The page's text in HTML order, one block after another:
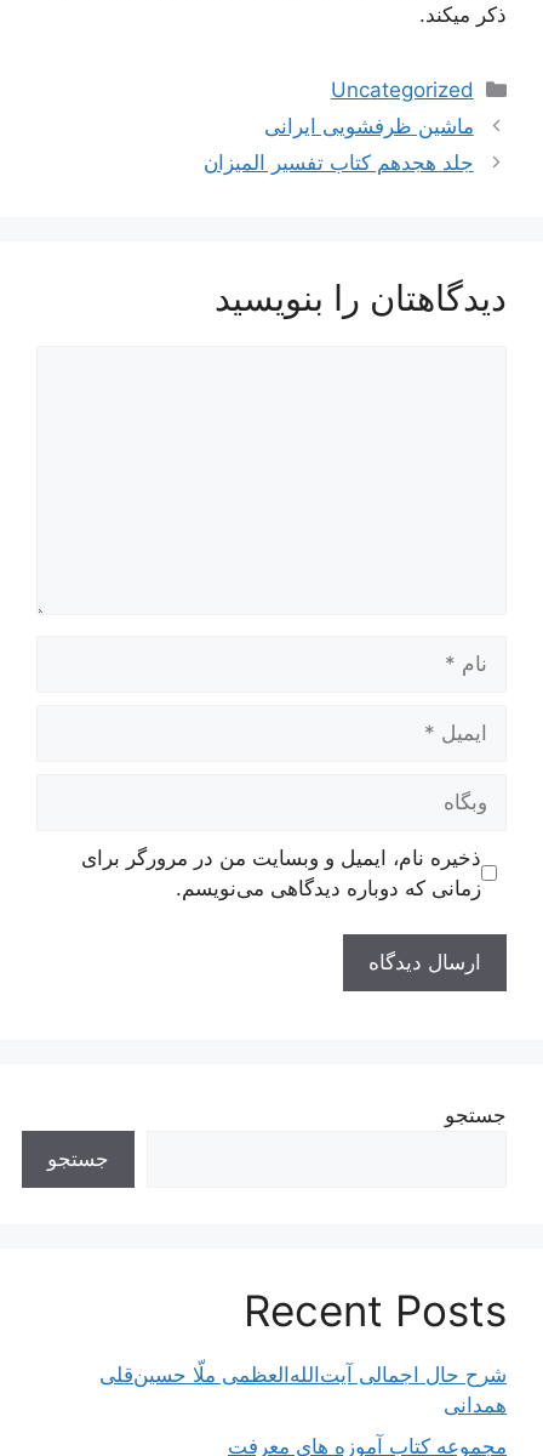
ذكر میکند.
دسته‌ها
Uncategorized
ناوبری
نوشته‌ها
ماشین ظرفشویی ایرانی
جلد هجدهم کتاب تفسیر المیزان
دیدگاهتان را بنویسید
وبگاه
ذخیره نام، ایمیل و وبسایت من در مرورگر برای
زمانی که دوباره دیدگاهی می‌نویسم.
جستجو
جستجو
Recent Posts
شرح حال اجمالی آیت‌الله‌العظمی ملّا حسین‌قلی
همدانی
مجموعه کتاب آموزه های معرفت